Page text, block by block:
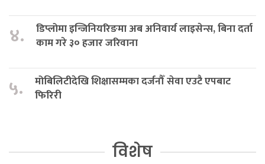
४.
डिप्लोमा इन्जिनियरिङमा अब अनिवार्य लाइसेन्स, बिना दर्ता
काम गरे ३० हजार जरिवाना
५.
मोबिलिटीदेखि शिक्षासम्मका दर्जनौँ सेवा एउटै एपबाट
फिरिरी
विशेष